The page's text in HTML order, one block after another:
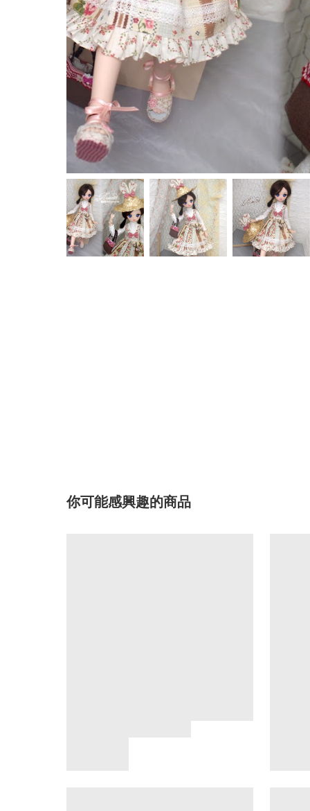
你可能感興趣的商品